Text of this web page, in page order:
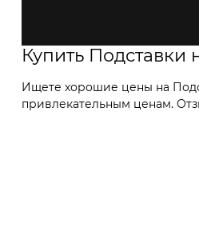
Купить
Ищете хорошие цены на
привлекательным ценам.